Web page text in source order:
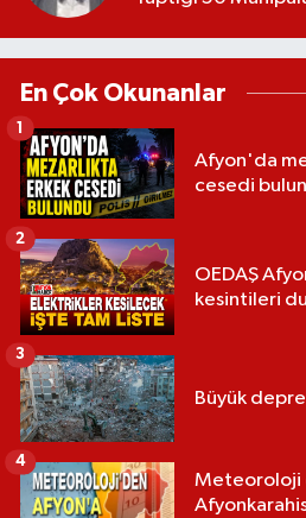
En Çok Okunanlar
Afyon'da
cesedi
1
OEDAŞ
kesintileri
2
Büyük
3
Meteoroloji
4